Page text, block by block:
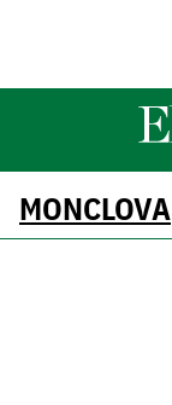
MONCLOVA